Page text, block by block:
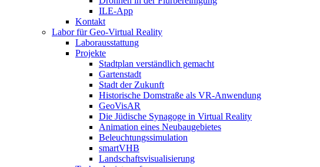
ILE-App
Kontakt
Labor für Geo-Virtual Reality
Laborausstattung
Projekte
Stadtplan verständlich gemacht
Gartenstadt
Stadt der Zukunft
Historische Domstraße als VR-Anwendung
GeoVisAR
Die Jüdische Synagoge in Virtual Reality
Animation eines Neubaugebietes
Beleuchtungssimulation
smartVHB
Landschaftsvisualisierung